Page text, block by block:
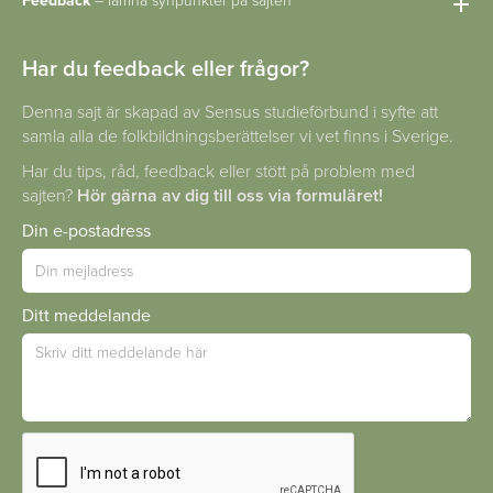
Har du feedback eller frågor?
Denna sajt är skapad av Sensus studieförbund i syfte att
samla alla de folkbildningsberättelser vi vet finns i Sverige.
Har du tips, råd, feedback eller stött på problem med
sajten? Hör gärna av dig till oss via formuläret!
Din e-postadress
Ditt meddelande